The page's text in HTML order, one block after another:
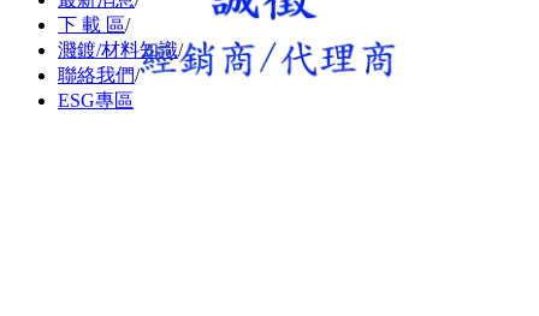
下 載 區/
濺鍍/材料知識/
聯絡我們/
ESG專區